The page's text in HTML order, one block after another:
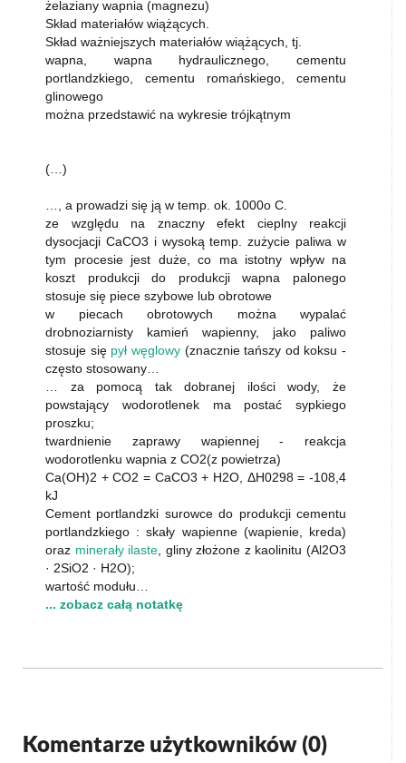
żelaziany wapnia (magnezu)
Skład materiałów wiążących.
Skład ważniejszych materiałów wiążących, tj.
wapna, wapna hydraulicznego, cementu
portlandzkiego, cementu romańskiego, cementu
glinowego
można przedstawić na wykresie trójkątnym
(…)
…, a prowadzi się ją w temp. ok. 1000o C.
ze względu na znaczny efekt cieplny reakcji
dysocjacji CaCO3 i wysoką temp. zużycie paliwa w
tym procesie jest duże, co ma istotny wpływ na
koszt produkcji do produkcji wapna palonego
stosuje się piece szybowe lub obrotowe
w piecach obrotowych można wypalać
drobnoziarnisty kamień wapienny, jako paliwo
stosuje się pył węglowy(znacznie tańszy od koksu -
często stosowany…
… za pomocą tak dobranej ilości wody, że
powstający wodorotlenek ma postać sypkiego
proszku;
twardnienie zaprawy wapiennej - reakcja
wodorotlenku wapnia z CO2(z powietrza)
Ca(OH)2 + CO2 = CaCO3 + H2O, ΔH0298 = -108,4
kJ
Cement portlandzki surowce do produkcji cementu
portlandzkiego : skały wapienne (wapienie, kreda)
oraz minerały ilaste , gliny złożone z kaolinitu (Al2O3
· 2SiO2 · H2O);
wartość modułu…
... zobacz całą notatkę
Komentarze użytkowników (0)